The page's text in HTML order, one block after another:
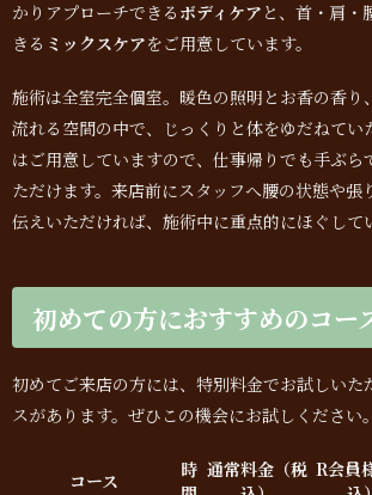
かりアプローチできる ボディケア と、首・肩・
きる ミックスケアをご用意しています。
施術は全室完全個室。暖色の照明とお香の香り
流れる空間の中で、じっくりと体をゆだねてい
はご用意していますので、仕事帰りでも手ぶら
ただけます。来店前にスタッフへ腰の状態や張
伝えいただければ、施術中に重点的にほぐして
初めての方におすすめのコー
初めてご来店の方には、特別料金でお試しいた
スがあります。ぜひこの機会にお試しください。
コース
時 通常料金（税 R会員